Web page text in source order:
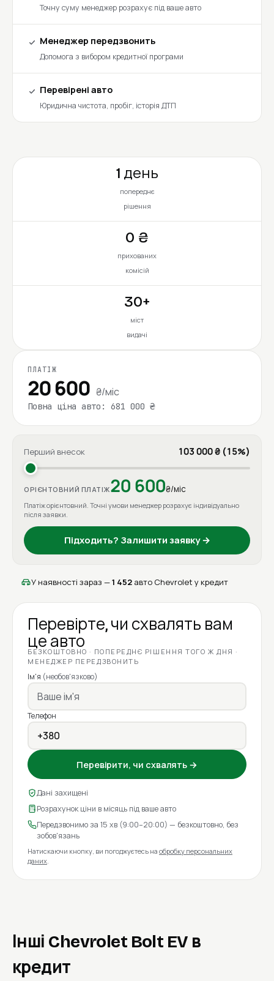
Точну суму менеджер розрахує під ваше авто
Менеджер передзвонить
Допомога з вибором кредитної програми
Перевірені авто
Юридична чистота, пробіг, історія ДТП
1 день
попереднє
рішення
0 ₴
прихованих
комісій
30+
міст
видачі
ПЛАТІЖ
20 600 ₴/міс
Повна ціна авто: 681 000 ₴
Перший внесок 103 000 ₴ (15%)
ОРІЄНТОВНИЙ ПЛАТІЖ20 600₴/міс
Платіж орієнтовний. Точні умови менеджер розрахує індивідуально
після заявки.
Підходить? Залишити заявку →
У наявності зараз —1 452 авто Chevrolet у кредит
Перевірте, чи схвалять вам
це авто
БЕЗКОШТОВНО · ПОПЕРЕДНЄ РІШЕННЯ ТОГО Ж ДНЯ ·
МЕНЕДЖЕР ПЕРЕДЗВОНИТЬ
Ім'я (необов'язково)
Телефон
Перевірити, чи схвалять →
Дані захищені
Розрахунок ціни в місяць під ваше авто
Передзвонимо за 15 хв (9:00–20:00) — безкоштовно, без
зобов'язань
Натискаючи кнопку, ви погоджуєтесь на обробку персональних
даних.
Інші Chevrolet Bolt EV в
кредит